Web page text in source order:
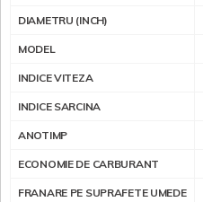
DIAMETRU (INCH)
MODEL
INDICE VITEZA
INDICE SARCINA
ANOTIMP
ECONOMIE DE CARBURANT
FRANARE PE SUPRAFETE UMEDE